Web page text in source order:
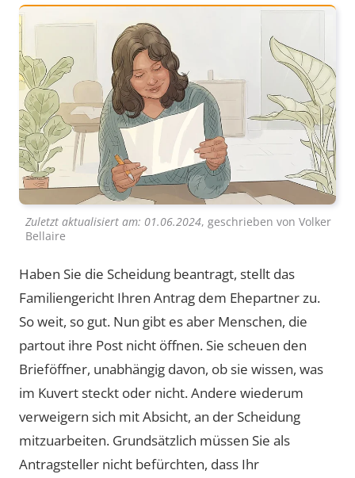
Zuletzt aktualisiert am: 01.06.2024, geschrieben von Volker
Bellaire
Haben Sie die Scheidung beantragt, stellt das
Familiengericht Ihren Antrag dem Ehepartner zu.
So weit, so gut. Nun gibt es aber Menschen, die
partout ihre Post nicht öffnen. Sie scheuen den
Brieföffner, unabhängig davon, ob sie wissen, was
im Kuvert steckt oder nicht. Andere wiederum
verweigern sich mit Absicht, an der Scheidung
mitzuarbeiten. Grundsätzlich müssen Sie als
Antragsteller nicht befürchten, dass Ihr